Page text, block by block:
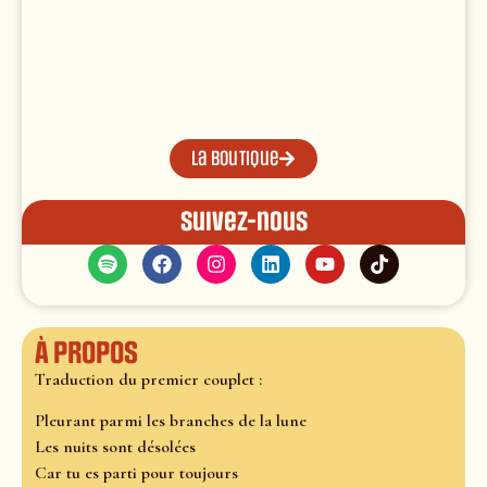
La boutique
Suivez-nous
À propos
Traduction du premier couplet :
Pleurant parmi les branches de la lune
Les nuits sont désolées
Car tu es parti pour toujours